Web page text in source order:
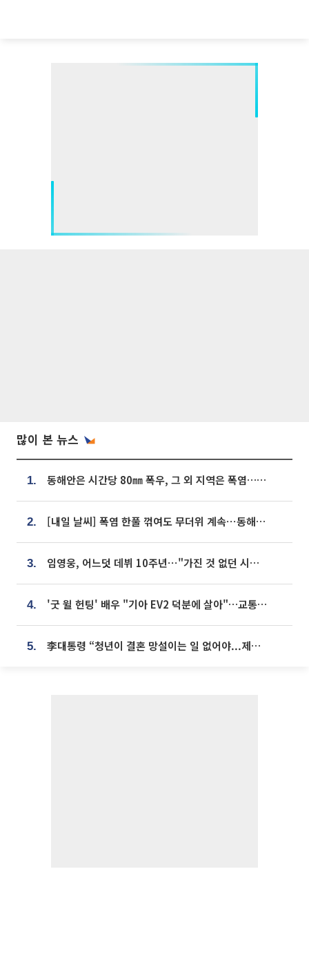
많이 본 뉴스
1. 동해안은 시간당 80㎜ 폭우, 그 외 지역은 폭염…‘극과 극 날씨’
2. [내일 날씨] 폭염 한풀 꺾여도 무더위 계속⋯동해안 이틀 연속 비
3. 임영웅, 어느덧 데뷔 10주년⋯"가진 것 없던 시절, 내 앞엔 20명의 팬뿐"
4. '굿 윌 헌팅' 배우 "기아 EV2 덕분에 살아"…교통사고 후 안전성 극찬
5. 李대통령 “청년이 결혼 망설이는 일 없어야...제도상 불이익 조사”